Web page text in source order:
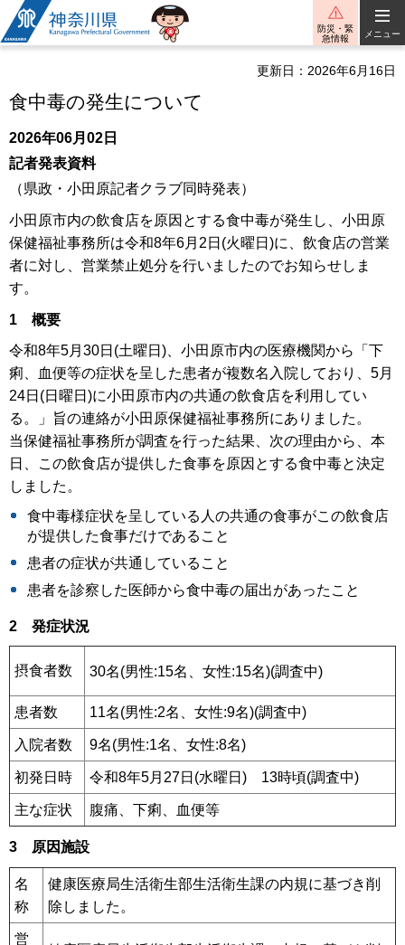
神奈川県
防災・緊
急情報
メニュー
更新日：2026年6月16日
食中毒の発生について
2026年06月02日
記者発表資料
（県政・小田原記者クラブ同時発表）
小田原市内の飲食店を原因とする食中毒が発生し、小田原
保健福祉事務所は令和8年6月2日(火曜日)に、飲食店の営業
者に対し、営業禁止処分を行いましたのでお知らせしま
す。
1 概要
令和8年5月30日(土曜日)、小田原市内の医療機関から「下
痢、血便等の症状を呈した患者が複数名入院しており、5月
24日(日曜日)に小田原市内の共通の飲食店を利用してい
る。」旨の連絡が小田原保健福祉事務所にありました。
当保健福祉事務所が調査を行った結果、次の理由から、本
日、この飲食店が提供した食事を原因とする食中毒と決定
しました。
食中毒様症状を呈している人の共通の食事がこの飲食店
が提供した食事だけであること
患者の症状が共通していること
患者を診察した医師から食中毒の届出があったこと
2 発症状況
摂食者数 30名(男性:15名、女性:15名)(調査中)
患者数 11名(男性:2名、女性:9名)(調査中)
入院者数 9名(男性:1名、女性:8名)
初発日時 令和8年5月27日(水曜日) 13時頃(調査中)
主な症状 腹痛、下痢、血便等
3 原因施設
名
称
健康医療局生活衛生部生活衛生課の内規に基づき削
除しました。
営